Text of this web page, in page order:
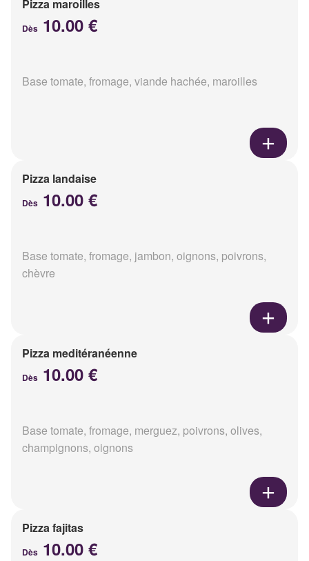
Pizza maroilles
Dès 10.00 €
Base tomate, fromage, viande hachée, maroilles
Pizza landaise
Dès 10.00 €
Base tomate, fromage, jambon, oignons, poivrons,
chèvre
Pizza meditéranéenne
Dès 10.00 €
Base tomate, fromage, merguez, poivrons, olives,
champignons, oignons
Pizza fajitas
Dès 10.00 €